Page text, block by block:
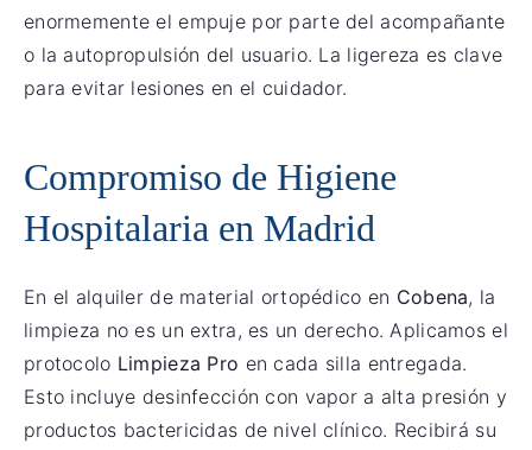
enormemente el empuje por parte del acompañante
o la autopropulsión del usuario. La ligereza es clave
para evitar lesiones en el cuidador.
Compromiso de Higiene
Hospitalaria en Madrid
En el alquiler de material ortopédico en Cobena, la
limpieza no es un extra, es un derecho. Aplicamos el
protocolo Limpieza Pro en cada silla entregada.
Esto incluye desinfección con vapor a alta presión y
productos bactericidas de nivel clínico. Recibirá su